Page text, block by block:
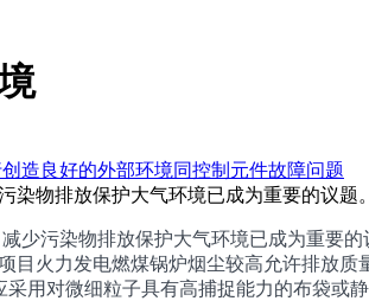
造良好的外部环境同控制元件故障问题
物排放保护大气环境已成为重要的议题
染物排放保护大气环境已成为重要的
火力发电燃煤锅炉烟尘较高允许排放质
用对微细粒子具有高捕捉能力的布袋或